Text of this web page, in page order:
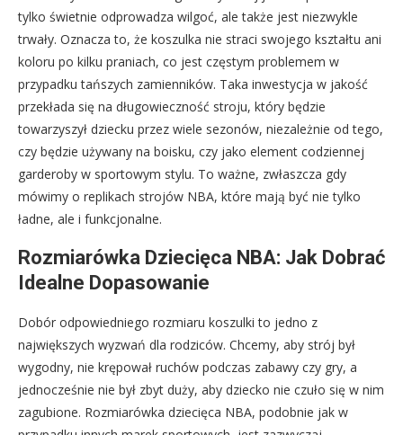
tylko świetnie odprowadza wilgoć, ale także jest niezwykle
trwały. Oznacza to, że koszulka nie straci swojego kształtu ani
koloru po kilku praniach, co jest częstym problemem w
przypadku tańszych zamienników. Taka inwestycja w jakość
przekłada się na długowieczność stroju, który będzie
towarzyszył dziecku przez wiele sezonów, niezależnie od tego,
czy będzie używany na boisku, czy jako element codziennej
garderoby w sportowym stylu. To ważne, zwłaszcza gdy
mówimy o replikach strojów NBA, które mają być nie tylko
ładne, ale i funkcjonalne.
Rozmiarówka Dziecięca NBA: Jak Dobrać
Idealne Dopasowanie
Dobór odpowiedniego rozmiaru koszulki to jedno z
największych wyzwań dla rodziców. Chcemy, aby strój był
wygodny, nie krępował ruchów podczas zabawy czy gry, a
jednocześnie nie był zbyt duży, aby dziecko nie czuło się w nim
zagubione. Rozmiarówka dziecięca NBA, podobnie jak w